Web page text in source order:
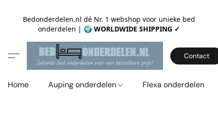
Bedonderdelen.nl dé Nr. 1 webshop voor unieke bed
onderdelen | 🌍 WORLDWIDE SHIPPING ✓
Contact
Home Auping onderdelen Flexa onderdelen